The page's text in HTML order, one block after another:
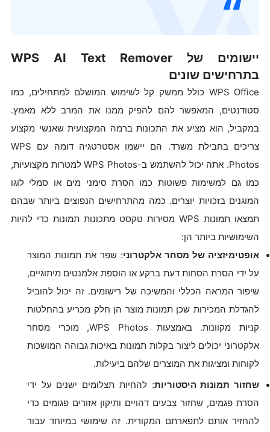
יישומים של WPS AI Text Remover
בתרחישים שונים
WPS Office כולל ממשק קל לשימוש המושלם למתחילים, כמו
סטודנטים, המאפשר להם להפיק ממנו את המרב ללא מאמץ.
במקביל, הוא מציע את התכונות ברמה המקצועית שאנשי מקצוע
צריכים בחבילת משרד. הם יישמו אסטרטגיה דומה עם WPS
Photos. אתה יכול להשתמש ב-WPS Photos למטרות מקצועיות,
כמו גם למשימות פשוטות כמו הסרת סימני מים או סמלי לוגו
המוגנים בזכויות יוצרים. כמה מהתרחישים הנפוצים ביותר שבהם
תמצאו תמונות WPS מסירות טקסט מתכונות תמונות כדי להיות
השימושיות ביותר הן:
אופטימיזציה של מסחר אלקטרוני: שפר את תמונות המוצר
על ידי הסרת הסחות דעת ברקע או הוספת אלמנטים מיתוגיים,
שיפור המראה הכללי והמשיכה של רישומים. זה יכול להוביל
להגדלת המכירות שכן תמונות מוצר הן חלק מכריע בהחלטות
קניות מקוונות. באמצעות WPS Photos, מוכרי מסחר
אלקטרוני יכולים ליצור בקלות תמונות באיכות גבוהה המושכות
לקוחות ומציגות את המוצרים שלהם ביעילות.
שחזור תמונות היסטוריות: להחיות תצלומים ישנים על ידי
הסרת פגמים, שחזור צבעים דהויים ותיקון אזורים פגומים כדי
להחזיר אותם לתפארתם המקורית. זה שימושי במיוחד עבור